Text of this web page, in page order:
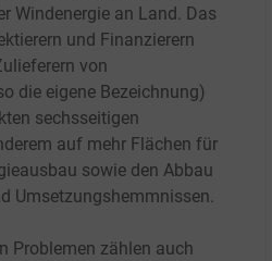
Windenergie an Land. Das
und Finanzierern
von
die eigene Bezeichnung)
sechsseitigen
auf mehr Flächen für
sowie den Abbau
Umsetzungshemmnissen.
Problemen zählen auch